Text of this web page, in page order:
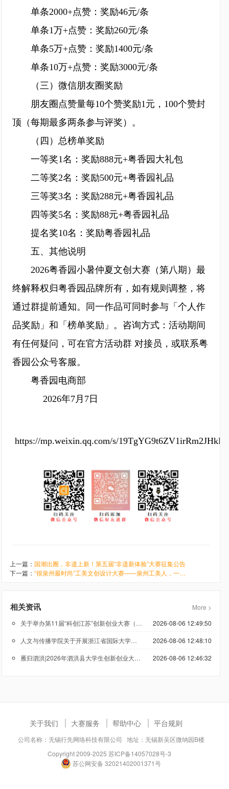
单条2000+点赞：奖励46元/条
单条1万+点赞：奖励260元/条
单条5万+点赞：奖励1400元/条
单条10万+点赞：奖励3000元/条
（三）微信朋友圈奖励
朋友圈点赞量每10个赞奖励1元，100个赞封
顶（每期最多两条参与评奖）。
（四）总榜单奖励
一等奖1名：奖励888元+粤香园大礼包
二等奖2名：奖励500元+粤香园礼品
三等奖3名：奖励288元+粤香园礼品
四等奖5名：奖励88元+粤香园礼品
提名奖10名：奖励粤香园礼品
五、其他说明
2026粤香园小暑仲夏文创大赛（第八期）最
终解释权归粤香园品牌所有，如有规则调整，将
通过群提前通知。同一作品可同时参与「个人作
品奖励」和「榜单奖励」。咨询方式：活动期间
有任何疑问，可在官方活动群 对接员，或联系粤
香园公众号客服。
粤香园电商部
2026年7月7日
https://mp.weixin.qq.com/s/
上一篇： 国潮出圈，非遗上新！第五届“非遗新体验”大赛征集公告
下一篇：
“很泉州最时尚”工美文创设计大赛——泉州工美人，一起做潮人
相关资讯
More >
关于举办第11届“科创江苏”创新创业大赛（低空经济领域）的通知
2026-08-06 12:49:50
人文与传播学院关于开展浙江省国际大学生创新大赛（2026）参赛报名工作的通知
2026-08-06 12:48:10
雁归泗洪|2026年泗洪县大学生创新创业大赛正在报名
2026-08-06 12:46:32
关于我们 大赛服务 帮助中心 平台规则
公司名称：无锡行先网络科技有限公司 地址：无锡新吴区微纳园B楼
Copyright 2009-2025 苏ICP备14057028号-3
苏公网安备 32021402001371号